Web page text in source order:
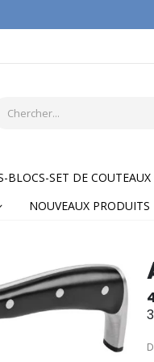
BLOCS-SET DE COUTEAUX
NOUVEAUX PRODUITS
Skip